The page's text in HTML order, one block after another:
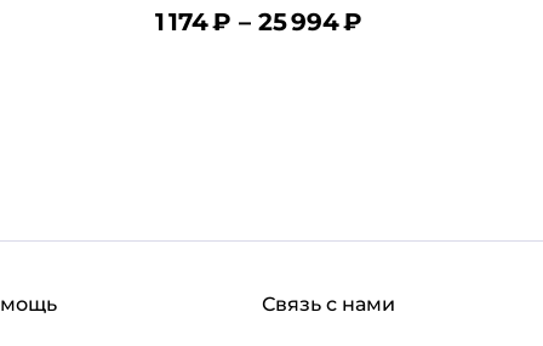
1 174₽ – 25 994₽
Связь с нами